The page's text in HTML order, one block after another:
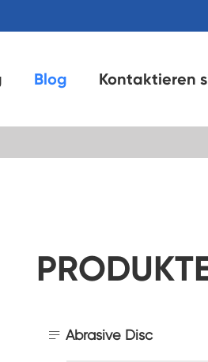
Blog Kontaktieren
 Abrasive Disc